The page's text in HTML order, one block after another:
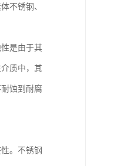
不锈钢、
是由于其
质中，其
蚀到耐腐
。不锈钢